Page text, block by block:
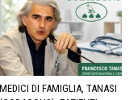
MEDICI DI FAMIGLIA, TANASI